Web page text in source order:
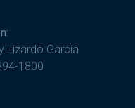
Lizardo García
1800